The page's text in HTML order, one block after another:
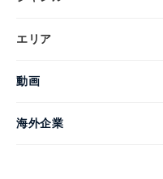
エリア
動画
海外企業